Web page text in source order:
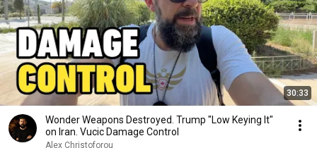
30:33
Wonder Weapons Destroyed. Trump "Low Keying It"
on Iran. Vucic Damage Control
Alex Christoforou